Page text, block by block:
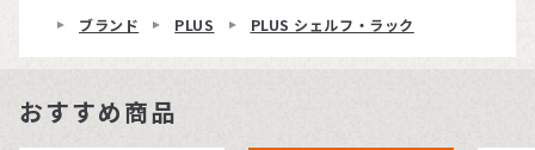
ブランド
PLUS PLUS シェルフ・ラック
おすすめ商品